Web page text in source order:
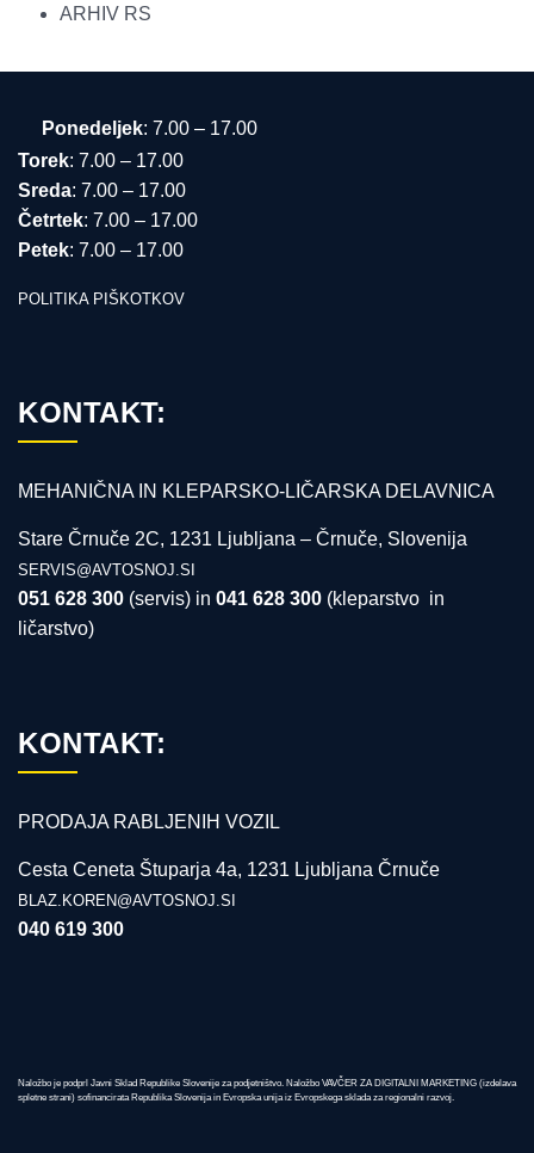
ARHIV RS
Ponedeljek: 7.00 – 17.00
Torek: 7.00 – 17.00
Sreda: 7.00 – 17.00
Četrtek: 7.00 – 17.00
Petek: 7.00 – 17.00
POLITIKA PIŠKOTKOV
KONTAKT:
MEHANIČNA IN KLEPARSKO-LIČARSKA DELAVNICA
Stare Črnuče 2C, 1231 Ljubljana – Črnuče, Slovenija
SERVIS@AVTOSNOJ.SI
051 628 300 (servis) in 041 628 300 (kleparstvo in
ličarstvo)
KONTAKT:
PRODAJA RABLJENIH VOZIL
Cesta Ceneta Štuparja 4a, 1231 Ljubljana Črnuče
BLAZ.KOREN@AVTOSNOJ.SI
040 619 300
Naložbo je podprl Javni Sklad Republike Slovenije za podjetništvo. Naložbo VAVČER ZA DIGITALNI MARKETING (izdelava
spletne strani) sofinancirata Republika Slovenija in Evropska unija iz Evropskega sklada za regionalni razvoj.